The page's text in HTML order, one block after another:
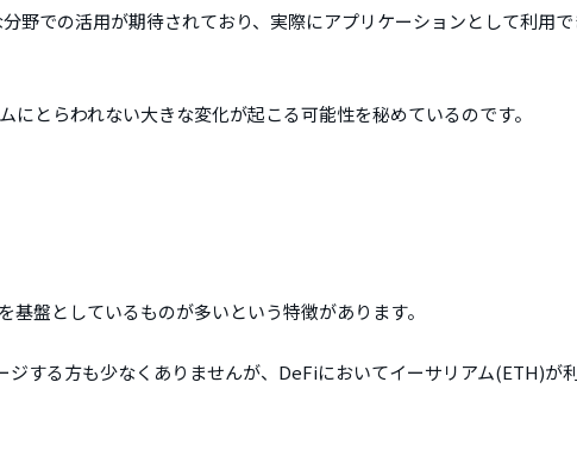
野での活用が期待されており、実際にアプリケーションとして利用で
とらわれない大きな変化が起こる可能性を秘めているのです。
盤としているものが多いという特徴があります。
ジする方も少なくありませんが、DeFiにおいてイーサリアム(ETH)が